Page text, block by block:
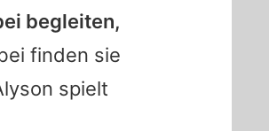
begleiten,
finden sie
spielt